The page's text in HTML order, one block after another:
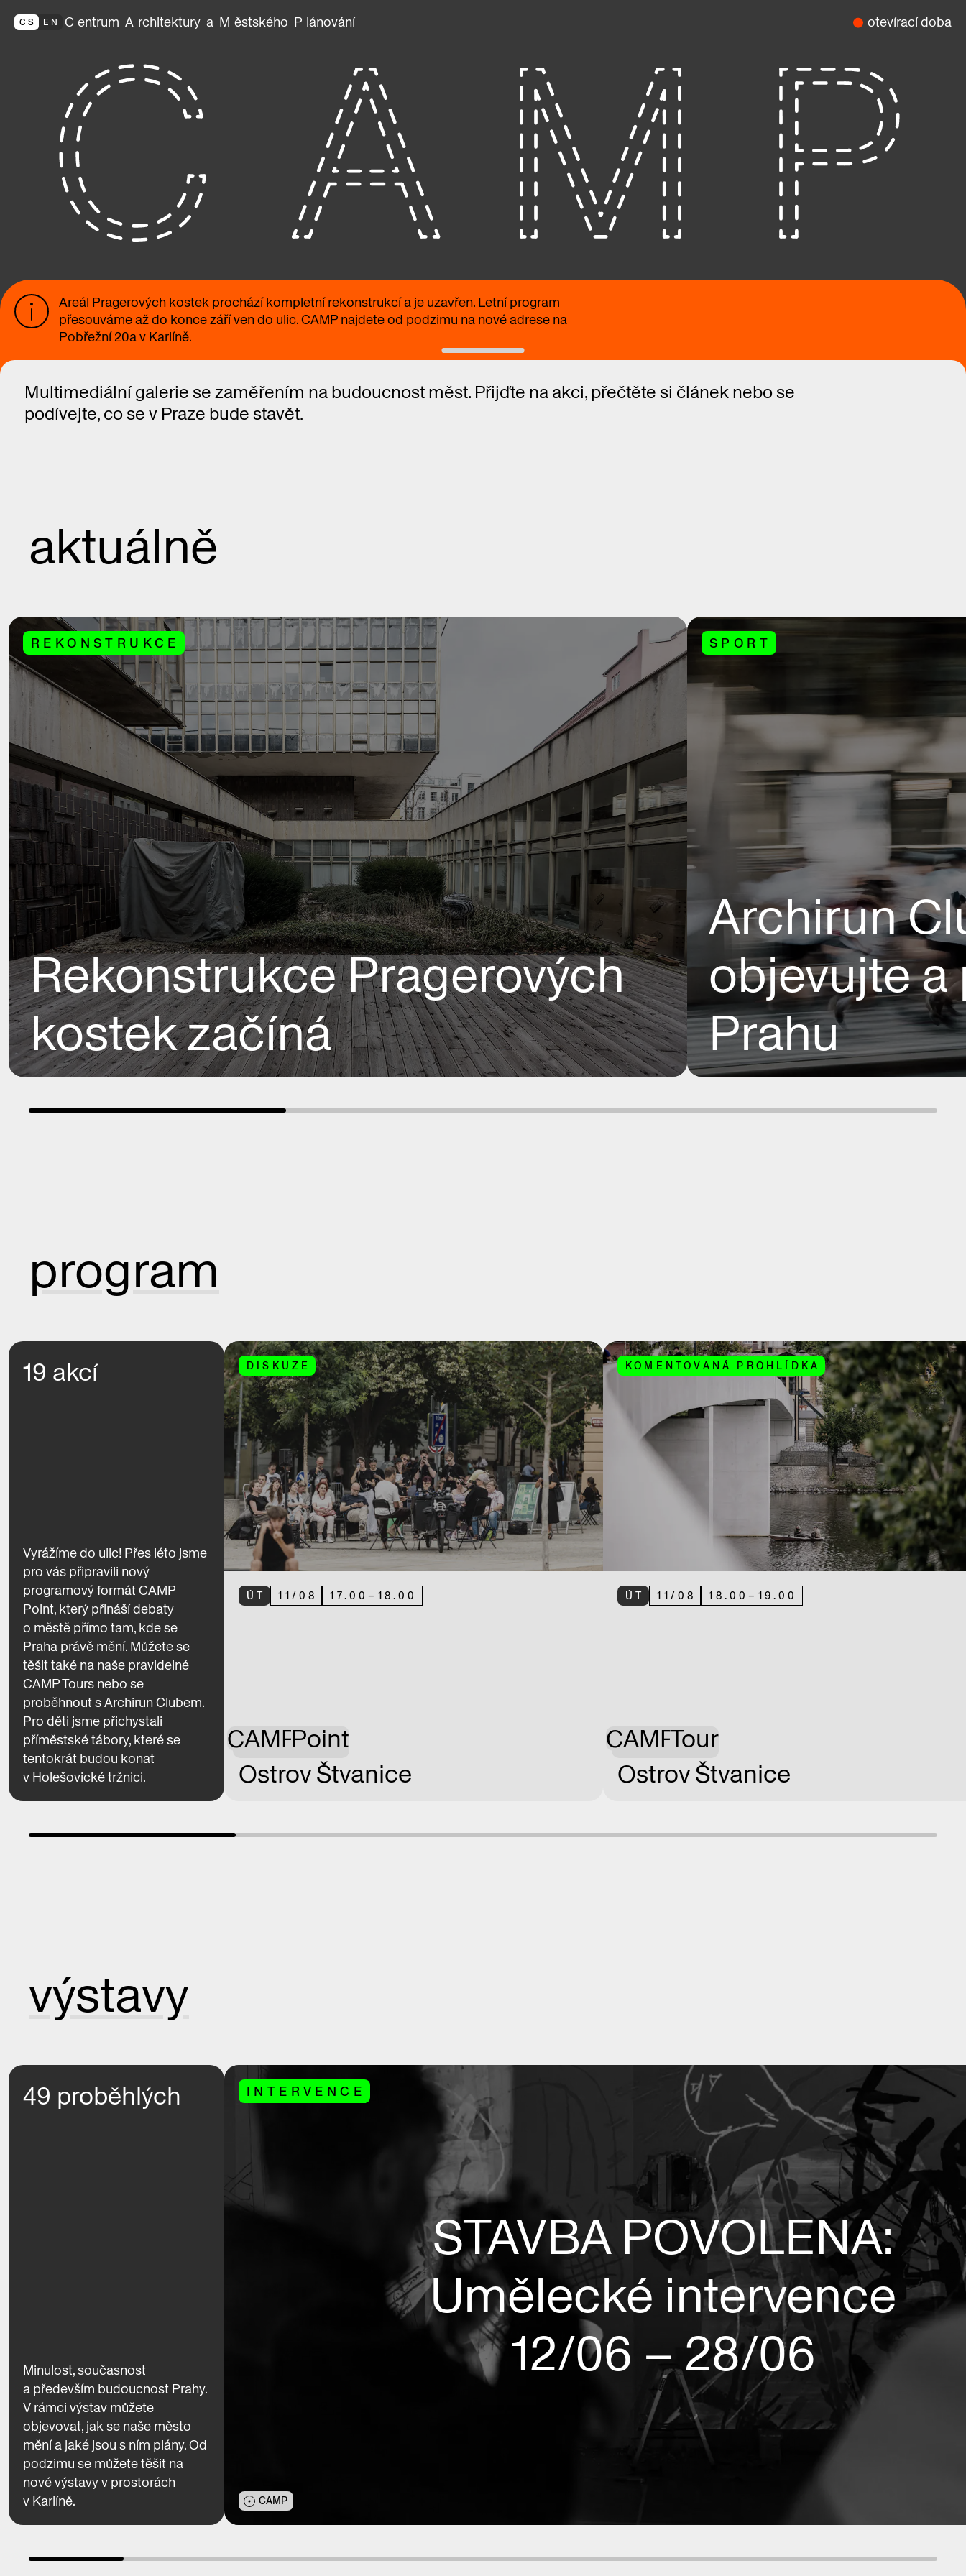
CS EN Centrum Architektury a Městského Plánování otevírací doba
Areál Pragerových kostek prochází kompletní rekonstrukcí a je uzavřen. Letní program
přesouváme až do konce září ven do ulic. CAMP najdete od podzimu na nové adrese na
Pobřežní 20a v Karlíně.
Multimediální galerie se zaměřením na budoucnost měst. Přijďte na akci, přečtěte si článek nebo se
podívejte, co se v Praze bude stavět.
aktuálně
REKONSTRUKCE
Rekonstrukce Pragerových
kostek začíná
SPORT
Archirun
objevujte
Prahu
program
19 akcí
Vyrážíme do ulic! Přes léto jsme
pro vás připravili nový
programový formát CAMP
Point, který přináší debaty
o městě přímo tam, kde se
Praha právě mění. Můžete se
těšit také na naše pravidelné
CAMP Tours nebo se
proběhnout s Archirun Clubem.
Pro děti jsme přichystali
příměstské tábory, které se
tentokrát budou konat
v Holešovické tržnici.
DISKUZE
ÚT 11 /08 17.00– 18.00
CAMPPoint
Ostrov Štvanice
KOMENTOVANÁ PROHLÍDKA
ÚT 11 /08 18.00– 19.00
CAMPTour
Ostrov Štvanice
výstavy
49 proběhlých
Minulost, současnost
a především budoucnost Prahy.
V rámci výstav můžete
objevovat, jak se naše město
mění a jaké jsou s ním plány. Od
podzimu se můžete těšit na
nové výstavy v prostorách
v Karlíně.
INTERVENCE
CAMP
STAVBA POVOLENA:
Umělecké intervence
12/06 – 28/06